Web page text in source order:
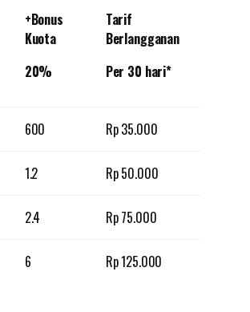
+Bonus
Kuota
20%
Tarif
Berlangganan
Per 30 hari*
600 Rp 35.000
1.2 Rp 50.000
2.4 Rp 75.000
6 Rp 125.000